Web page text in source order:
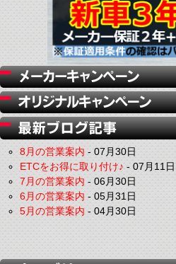
8月の営業案内-07月30日
ETCをお得に取り付け♪-07月11日
7月の営業案内-06月30日
6月の営業案内-05月31日
5月の営業案内-04月30日